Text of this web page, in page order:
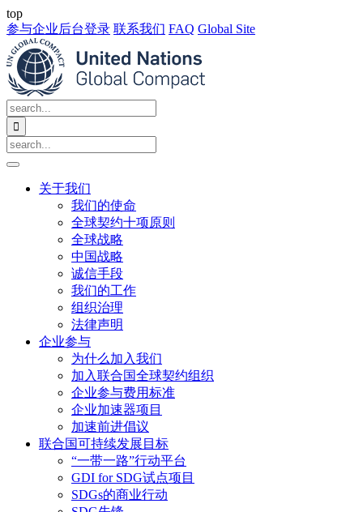
top
参与企业后台登录 联系我们 FAQ Global Site

关于我们
我们的使命
全球契约十项原则
全球战略
中国战略
诚信手段
我们的工作
组织治理
法律声明
企业参与
为什么加入我们
加入联合国全球契约组织
企业参与费用标准
企业加速器项目
加速前进倡议
联合国可持续发展目标
“一带一路”行动平台
GDI for SDG试点项目
SDGs的商业行动